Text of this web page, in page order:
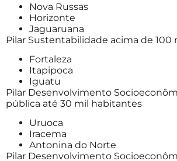
Nova Russas
Horizonte
Jaguaruana
Pilar Sustentabilidade acima de
Fortaleza
Itapipoca
Iguatu
Pilar Desenvolvimento
pública até 30 mil habitantes
Uruoca
Iracema
Antonina do Norte
Pilar Desenvolvimento